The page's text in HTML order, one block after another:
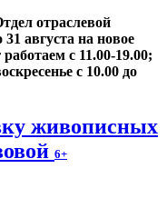
отраслевой
августа на новое
с 11.00-19.00;
с 10.00 до
живописных
6+